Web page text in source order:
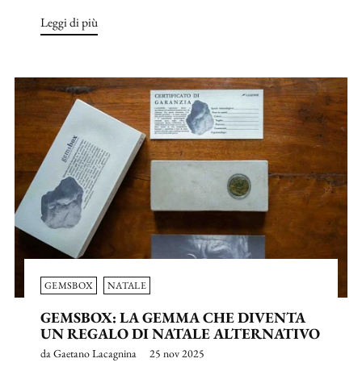
Leggi di più
GEMSBOX NATALE
GEMSBOX: LA GEMMA CHE DIVENTA
UN REGALO DI NATALE ALTERNATIVO
da Gaetano Lacagnina 25 nov 2025